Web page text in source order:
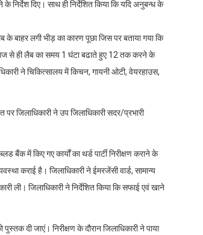
निर्देश दिए। साथ ही निर्देशित किया कि यदि अनुबन्ध के
के बाहर लगी भीड़ का कारण पूछा जिस पर बताया गया कि
से ही लैब का समय 1 घंटा बढाते हुए 12 तक करने के
ने चिकित्सालय में किचन, गायनी ओटी, वेयरहाउस,
जिलाधिकारी ने उप जिलाधिकारी सदर/प्रभारी
बैंक में किए गए कार्यों का थर्ड पार्टी निरीक्षण कराने के
कराई है। जिलाधिकारी ने ईमरजेंसी वार्ड, सामान्य
ली। जिलाधिकारी ने निर्देशित किया कि सफाई एवं खाने
पुस्तक दी जाएं। निरीक्षण के दौरान जिलाधिकारी ने पाया